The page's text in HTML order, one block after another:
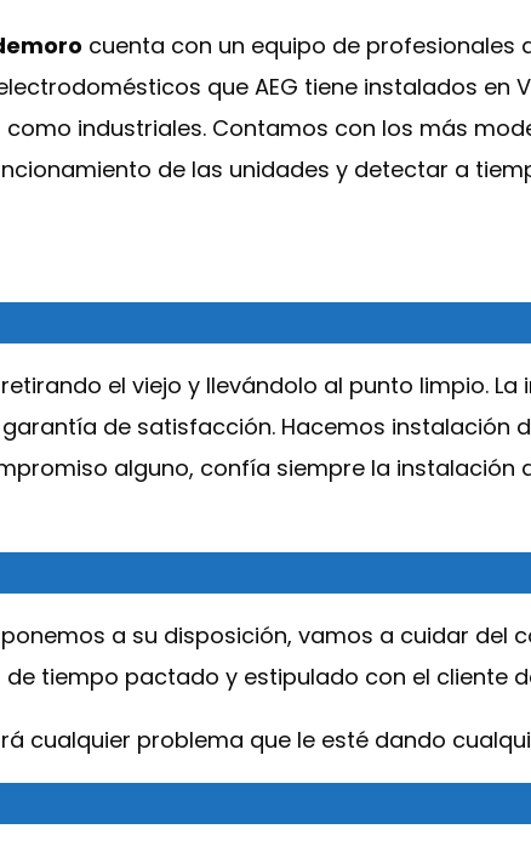
cuenta con un equipo de profesionales
que AEG tiene instalados en
industriales. Contamos con los más
de las unidades y detectar a
el viejo y llevándolo al punto limpio.
de satisfacción. Hacemos instalación
alguno, confía siempre la instalación
a su disposición, vamos a cuidar del
tiempo pactado y estipulado con el cliente
cualquier problema que le esté dando